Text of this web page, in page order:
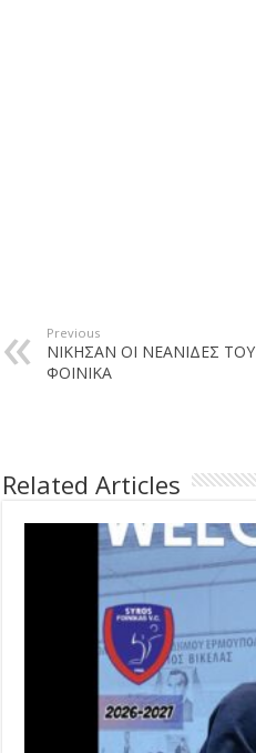
Previous
ΝΙΚΗΣΑΝ ΟΙ ΝΕΑΝΙΔΕΣ ΤΟΥ
ΦΟΙΝΙΚΑ
Related Articles